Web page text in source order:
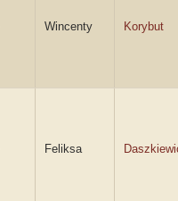
Wincenty Korybut
Feliksa